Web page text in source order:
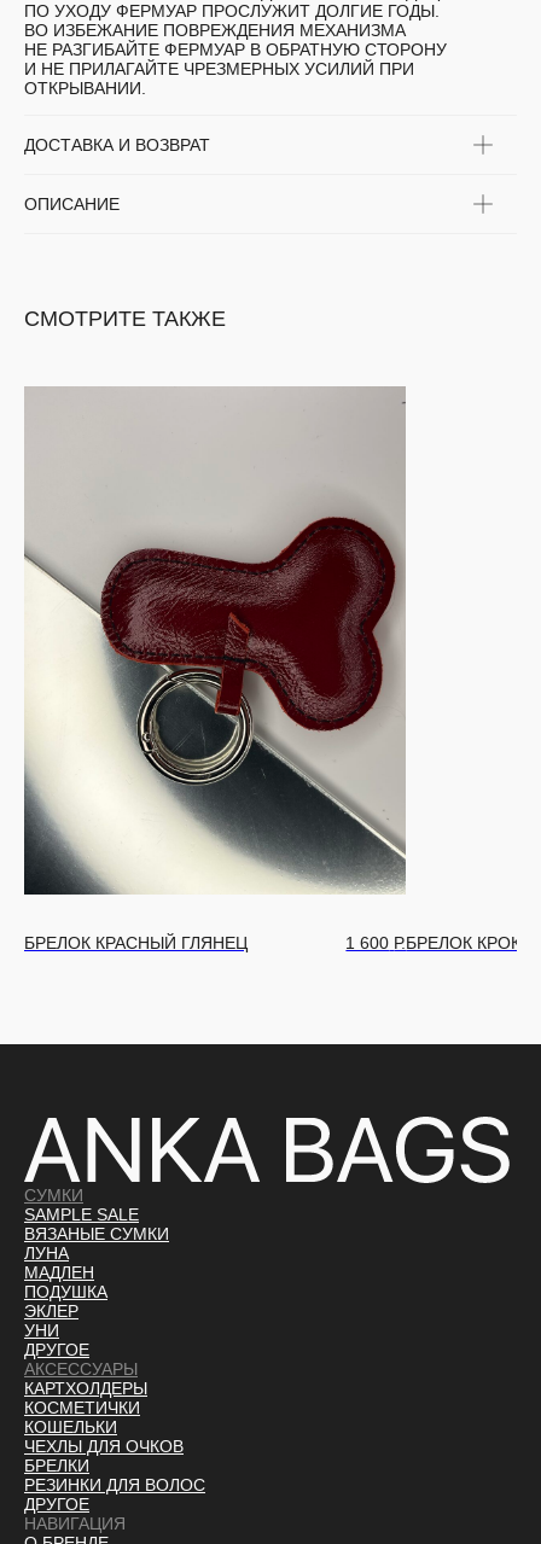
ПО УХОДУ ФЕРМУАР ПРОСЛУЖИТ ДОЛГИЕ ГОДЫ.
ВО ИЗБЕЖАНИЕ ПОВРЕЖДЕНИЯ МЕХАНИЗМА
НЕ РАЗГИБАЙТЕ ФЕРМУАР В ОБРАТНУЮ СТОРОНУ
И НЕ ПРИЛАГАЙТЕ ЧРЕЗМЕРНЫХ УСИЛИЙ ПРИ
ОТКРЫВАНИИ.
ДОСТАВКА И ВОЗВРАТ
ОПИСАНИЕ
СМОТРИТЕ ТАКЖЕ
БРЕЛОК КРАСНЫЙ ГЛЯНЕЦ 1 600 Р.БРЕЛОК КРОКО
СУМКИ
SAMPLE SALE
ВЯЗАНЫЕ СУМКИ
ЛУНА
МАДЛЕН
ПОДУШКА
ЭКЛЕР
УНИ
ДРУГОЕ
АКСЕССУАРЫ
КАРТХОЛДЕРЫ
КОСМЕТИЧКИ
КОШЕЛЬКИ
ЧЕХЛЫ ДЛЯ ОЧКОВ
БРЕЛКИ
РЕЗИНКИ ДЛЯ ВОЛОС
ДРУГОЕ
НАВИГАЦИЯ